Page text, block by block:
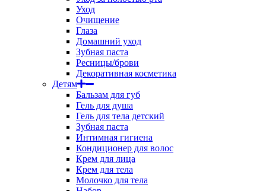
Уход
Очищение
Глаза
Домашний уход
Зубная паста
Ресницы/брови
Декоративная косметика
Детям
Бальзам для губ
Гель для душа
Гель для тела детский
Зубная паста
Интимная гигиена
Кондиционер для волос
Крем для лица
Крем для тела
Молочко для тела